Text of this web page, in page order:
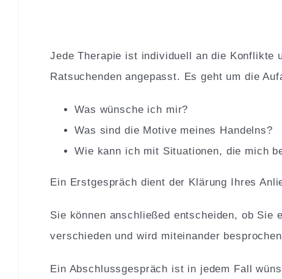
Jede Therapie ist individuell an die Konflikte
Ratsuchenden angepasst. Es geht um die
Was wünsche ich mir?
Was sind die Motive meines Handelns?
Wie kann ich mit Situationen, die mich
Ein Erstgespräch dient der Klärung Ihres
Sie können anschließed entscheiden, ob Sie
verschieden und wird miteinander
Ein Abschlussgespräch ist in jedem Fall